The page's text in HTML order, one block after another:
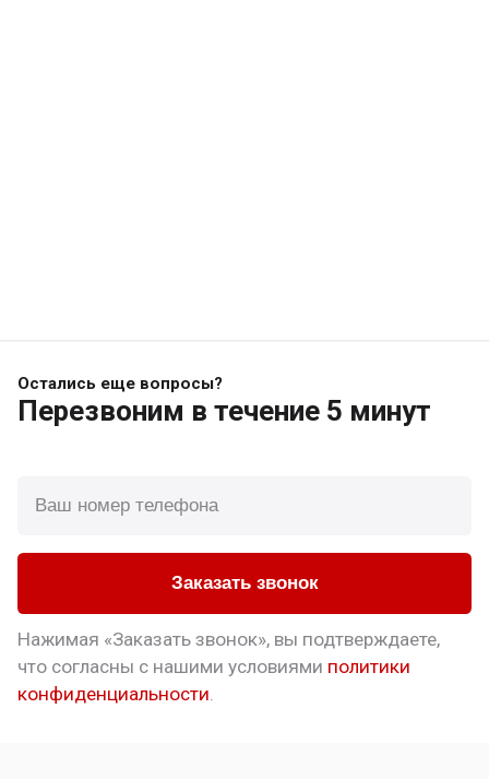
Остались еще вопросы?
Перезвоним в течение 5 минут
Заказать звонок
Нажимая «Заказать звонок», вы подтверждаете,
что согласны с нашими условиями политики
конфиденциальности